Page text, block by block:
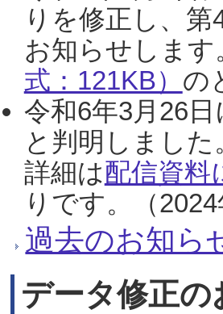
りを修正し、
お知らせします
式：121KB） の
令和6年3月26
と判明しまし
詳細は配信資料
りです。（2024
過去のお知ら
データ修正の